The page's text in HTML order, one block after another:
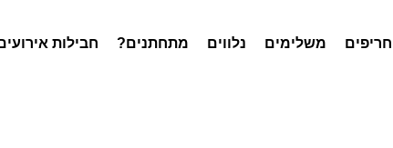
חריפים משלימים נלווים מתחתנים? חבילות